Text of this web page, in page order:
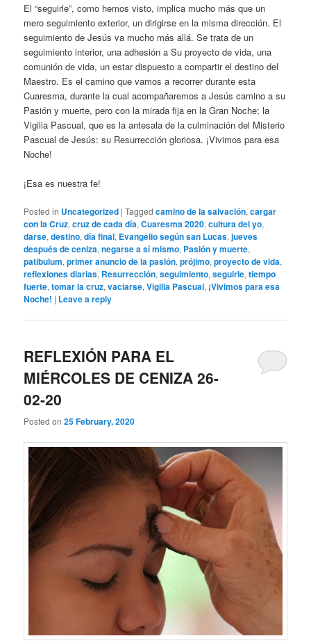
El “seguirle”, como hemos visto, implica mucho más que un
mero seguimiento exterior, un dirigirse en la misma dirección. El
seguimiento de Jesús va mucho más allá. Se trata de un
seguimiento interior, una adhesión a Su proyecto de vida, una
comunión de vida, un estar dispuesto a compartir el destino del
Maestro. Es el camino que vamos a recorrer durante esta
Cuaresma, durante la cual acompañaremos a Jesús camino a su
Pasión y muerte, pero con la mirada fija en la Gran Noche; la
Vigilia Pascual, que es la antesala de la culminación del Misterio
Pascual de Jesús: su Resurrección gloriosa. ¡Vivimos para esa
Noche!
¡Esa es nuestra fe!
Posted in Uncategorized |Tagged camino de la salvación,cargar
con la Cruz,cruz de cada día,Cuaresma 2020,cultura del yo,
darse,destino,día final, Evangelio según san Lucas,jueves
después de ceniza,negarse a sí mismo, Pasión y muerte,
patibulum,primer anuncio de la pasión,prójimo,proyecto de vida,
reflexiones diarias, Resurrección,seguimiento,seguirle,tiempo
fuerte,tomar la cruz,vaciarse,Vigilia Pascual, ¡Vivimos para esa
Noche! | Leave a reply
REFLEXIÓN PARA EL
MIÉRCOLES DE CENIZA 26-
02-20
Posted on25 February, 2020